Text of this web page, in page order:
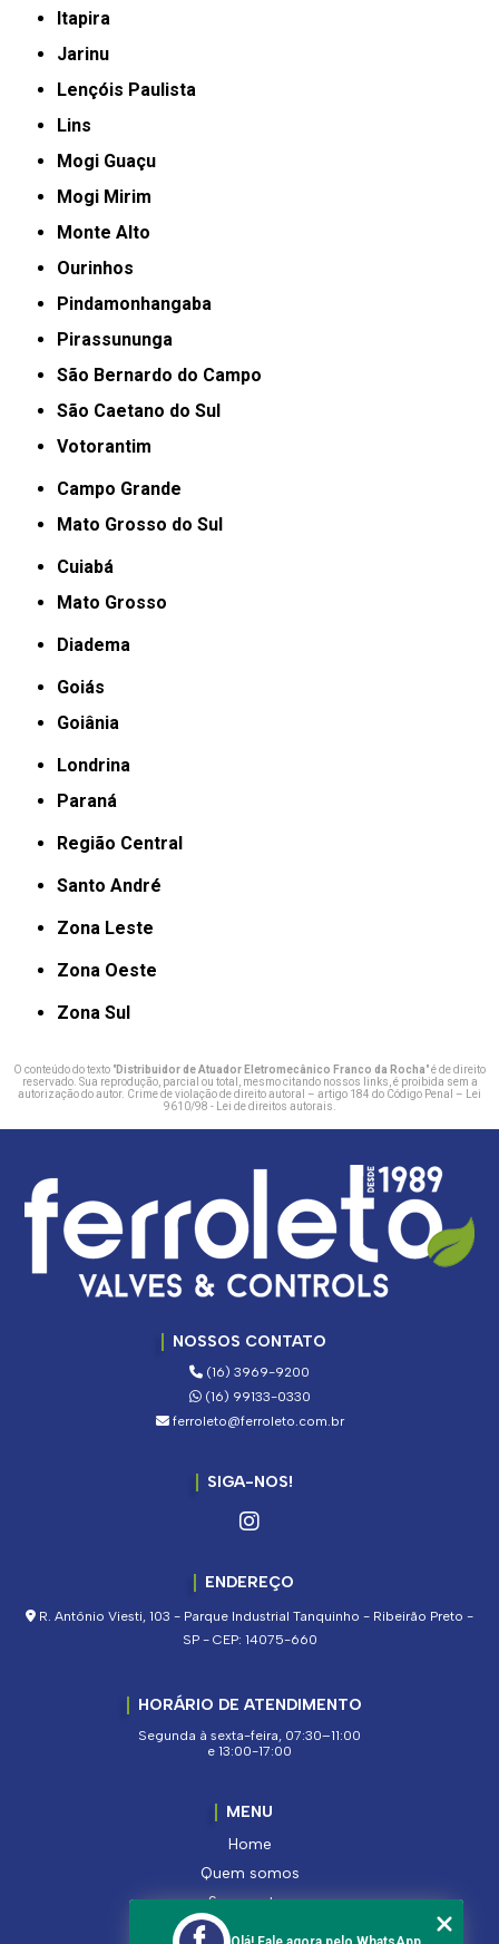
Itapira
Jarinu
Lençóis Paulista
Lins
Mogi Guaçu
Mogi Mirim
Monte Alto
Ourinhos
Pindamonhangaba
Pirassununga
São Bernardo do Campo
São Caetano do Sul
Votorantim
Campo Grande
Mato Grosso do Sul
Cuiabá
Mato Grosso
Diadema
Goiás
Goiânia
Londrina
Paraná
Região Central
Santo André
Zona Leste
Zona Oeste
Zona Sul
O conteúdo do texto "Distribuidor de Atuador Eletromecânico Franco da Rocha" é de direito
reservado. Sua reprodução, parcial ou total, mesmo citando nossos links, é proibida sem a
autorização do autor. Crime de violação de direito autoral – artigo 184 do Código Penal –
Lei
9610/98 - Lei de direitos autorais
NOSSOS CONTATO
(16) 3969-9200
(16) 99133-0330
ferroleto@ferroleto.com.br
SIGA-NOS!
ENDEREÇO
R. Antônio Viesti, 103 - Parque Industrial Tanquinho - Ribeirão Preto -
SP - CEP: 14075-660
HORÁRIO DE ATENDIMENTO
Segunda à sexta-feira, 07:30–11:00
e 13:00-17:00
MENU
Home
Quem somos
Segmentos
Serviços